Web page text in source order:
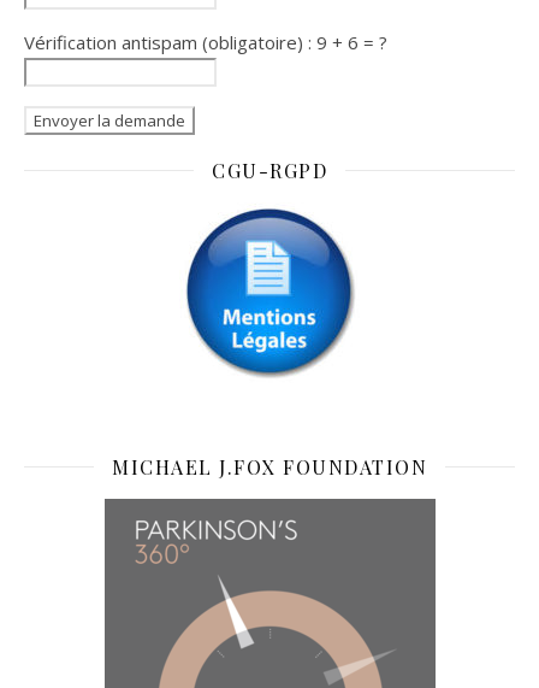
Vérification antispam (obligatoire) : 9 + 6 = ?
CGU-RGPD
MICHAEL J.FOX FOUNDATION